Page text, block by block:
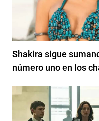
Shakira sigue
número uno en los